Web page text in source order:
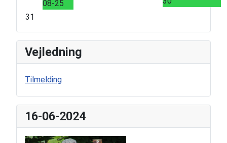
08-25
31
Vejledning
Tilmelding
16-06-2024